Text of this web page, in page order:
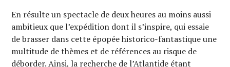
En résulte un spectacle de deux heures au moins aussi
ambitieux que l’expédition dont il s’inspire, qui essaie
de brasser dans cette épopée historico-fantastique une
multitude de thèmes et de références au risque de
déborder. Ainsi, la recherche de l’Atlantide étant